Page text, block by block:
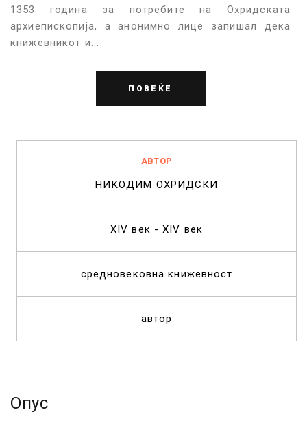
1353 година за потребите на Охридската
архиепископија, а анонимно лице запишал дека
книжевникот и...
ПОВЕЌЕ
АВТОР
НИКОДИМ ОХРИДСКИ
XIV век - XIV век
средновековна книжевност
автор
Опус